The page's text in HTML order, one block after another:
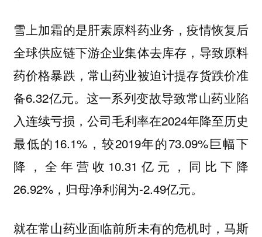
雪上加霜的是肝素原料药业务，疫情恢复后
全球供应链下游企业集体去库存，导致原料
药价格暴跌，常山药业被迫计提存货跌价准
备6.32亿元。这一系列变故导致常山药业陷
入连续亏损，公司毛利率在2024年降至历史
最低的16.1%，较2019年的73.09%巨幅下
降，全年营收10.31亿元，同比下降
26.92%，归母净利润为-2.49亿元。
就在常山药业面临前所未有的危机时，马斯